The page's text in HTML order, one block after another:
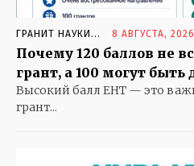
ДЕТИ
ЗАГЛЯНИТЕ В СТАРЫЙ
ЗОЛОТАЯ ШКАТУЛКА
КОШКИН ДОМ
КРЕПЧЕ ЗА БАРАНКУ
ГРАНИТ НАУКИ... 8 АВГУСТА, 2026
Почему 120 баллов не
грант, а 100 могут
Высокий балл ЕНТ — это
грант...